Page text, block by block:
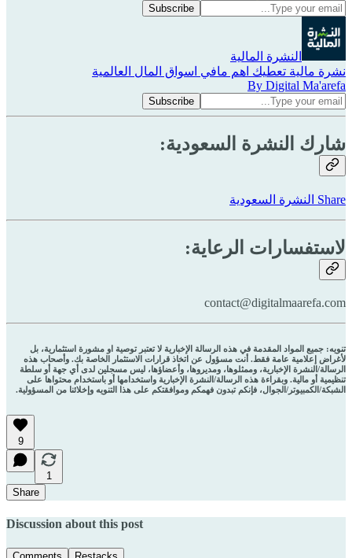
النشرة المالية
نشرة مالية تعطيك اهم مافي اسواق المال العالمية
By Digital Ma'arefa
شارك النشرة السعودية:
Share النشرة السعودية
لاستفسارات الرعاية:
contact@digitalmaarefa.com
تنويه: جميع المواد المقدمة في هذه الرسالة الإخبارية لا تعتبر توصية او مشورة استثمارية، بل
لأغراض إعلامية عامة فقط. أنت مسؤول عن اتخاذ قرارات الاستثمار الخاصة بك. وأصحاب هذه
الرسالة/النشرة الإخبارية، وممثلوها، ومديروها، وأعضاؤها، ليس مسجلين لدى أي جهة أو سلطة
تنظيمية أو مالية. وبقراءة هذه الرسالة/النشرة الإخبارية واستخدامها أو باستخدام محتواها على
الشبكة/الكمبيوتر/الجوال، فإنكم تبدون فهمكم وموافقتكم على هذا التنويه وإخلائنا من المسؤولية.
9
1
Share
Discussion about this post